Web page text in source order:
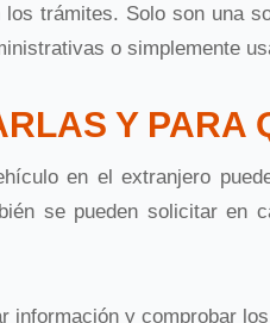
trámites. Solo son una
o simplemente
Y PARA
en el extranjero
se pueden solicitar en
información y comprobar